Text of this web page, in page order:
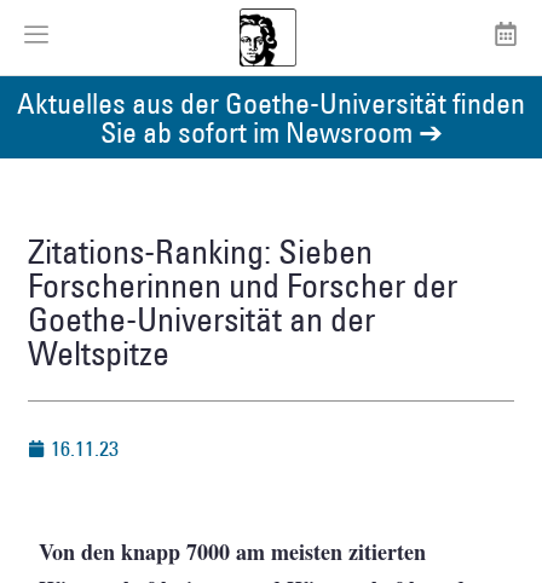
Aktuelles aus der Goethe-Universität finden
Sie ab sofort im Newsroom ➔
Zitations-Ranking: Sieben
Forscherinnen und Forscher der
Goethe-Universität an der
Weltspitze
16.11.23
Von den knapp 7000 am meisten zitierten